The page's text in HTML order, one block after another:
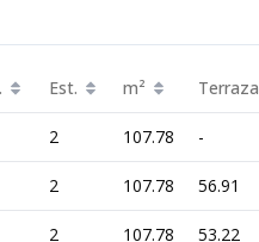
Est. m² Terraza
2 107.78 -
2 107.78 56.91
2 107.78 53.22